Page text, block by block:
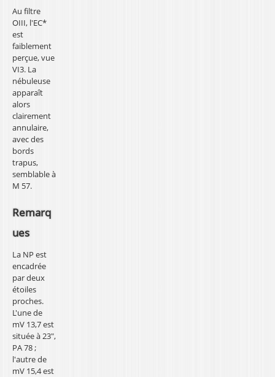
Au filtre
OIII, l'EC*
est
faiblement
perçue, vue
VI3. La
nébuleuse
apparaît
alors
clairement
annulaire,
avec des
bords
trapus,
semblable à
M 57.
Remarq
ues
La NP est
encadrée
par deux
étoiles
proches.
L'une de
mV 13,7 est
située à 23",
PA 78 ;
l'autre de
mV 15,4 est